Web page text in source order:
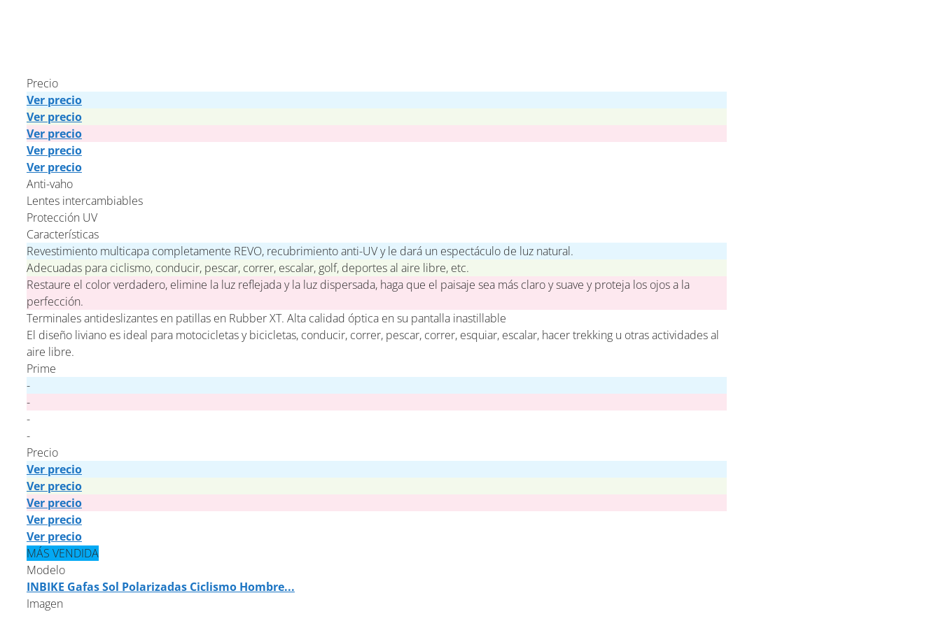
Precio
Ver precio
Ver precio
Ver precio
Ver precio
Ver precio
Anti-vaho
Lentes intercambiables
Protección UV
Características
Revestimiento multicapa completamente REVO, recubrimiento anti-UV y le dará un espectáculo de luz natural.
Adecuadas para ciclismo, conducir, pescar, correr, escalar, golf, deportes al aire libre, etc.
Restaure el color verdadero, elimine la luz reflejada y la luz dispersada, haga que el paisaje sea más claro y suave y proteja los ojos a la
perfección.
Terminales antideslizantes en patillas en Rubber XT. Alta calidad óptica en su pantalla inastillable
El diseño liviano es ideal para motocicletas y bicicletas, conducir, correr, pescar, correr, esquiar, escalar, hacer trekking u otras actividades al
aire libre.
Prime
-
-
-
-
Precio
Ver precio
Ver precio
Ver precio
Ver precio
Ver precio
MÁS VENDIDA
Modelo
INBIKE Gafas Sol Polarizadas Ciclismo Hombre...
Imagen